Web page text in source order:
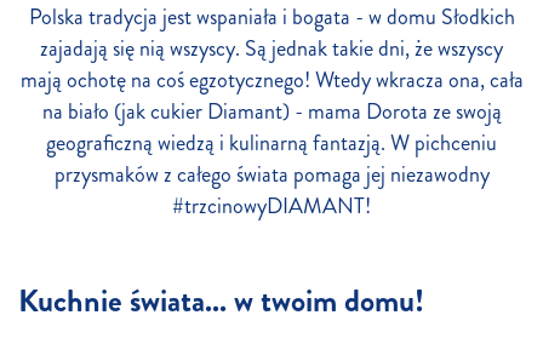
Polska tradycja jest wspaniała i bogata - w domu Słodkich
zajadają się nią wszyscy. Są jednak takie dni, że wszyscy
mają ochotę na coś egzotycznego! Wtedy wkracza ona, cała
na biało (jak cukier Diamant) - mama Dorota ze swoją
geograficzną wiedzą i kulinarną fantazją. W pichceniu
przysmaków z całego świata pomaga jej niezawodny
#trzcinowyDIAMANT!
Kuchnie świata... w twoim domu!